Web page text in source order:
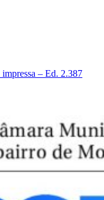
– Ed. 2.387